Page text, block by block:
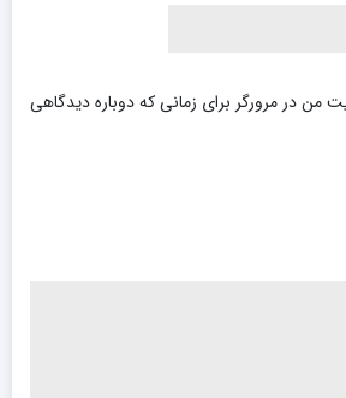
من در مرورگر برای زمانی که دوباره دیدگاهی